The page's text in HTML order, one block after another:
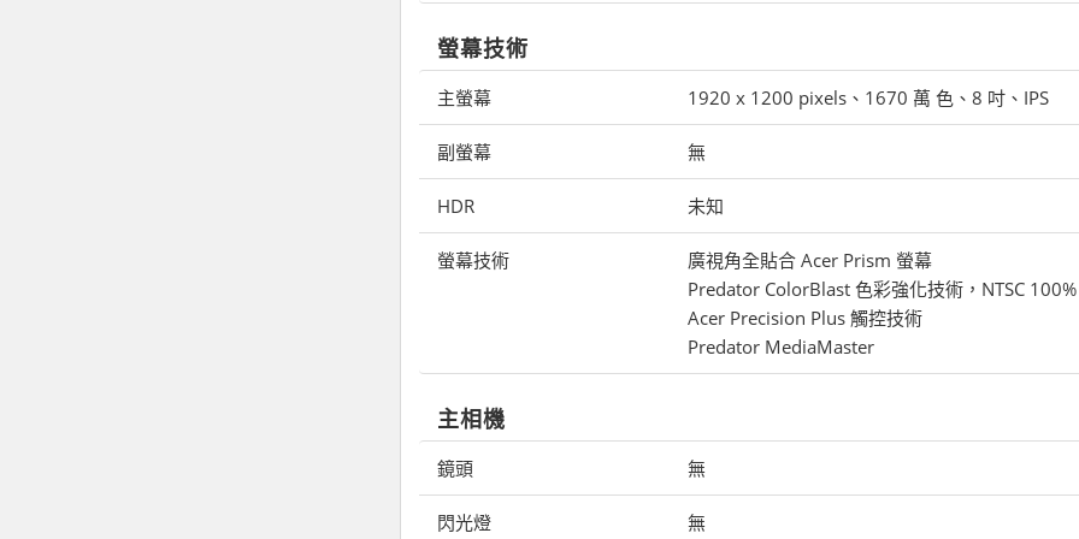
螢幕技術
主螢幕 1920 x 1200 pixels、1670 萬 色、8 吋、IPS
副螢幕 無
HDR 未知
螢幕技術
廣視角全貼合 Acer Prism 螢幕
Predator ColorBlast 色彩強化技術，NTSC
Acer Precision Plus 觸控技術
Predator MediaMaster
主相機
鏡頭 無
閃光燈 無